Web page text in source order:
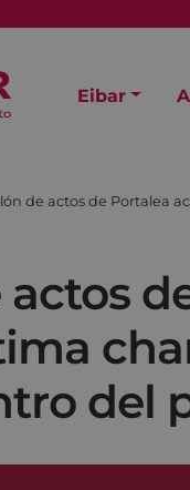
Eibar
de actos de Portalea
actos
del